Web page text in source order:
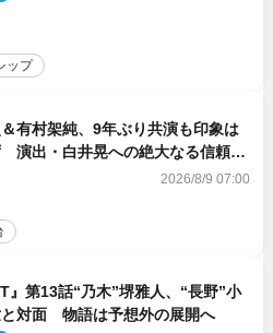
ップ
有村架純、9年ぶり共演も印象は
演出・白井晃への絶大なる信頼を
キュー』に挑む
2026/8/9 07:00
』第13話“乃木”堺雅人、“長野”小
と対面 物語は予想外の展開へ